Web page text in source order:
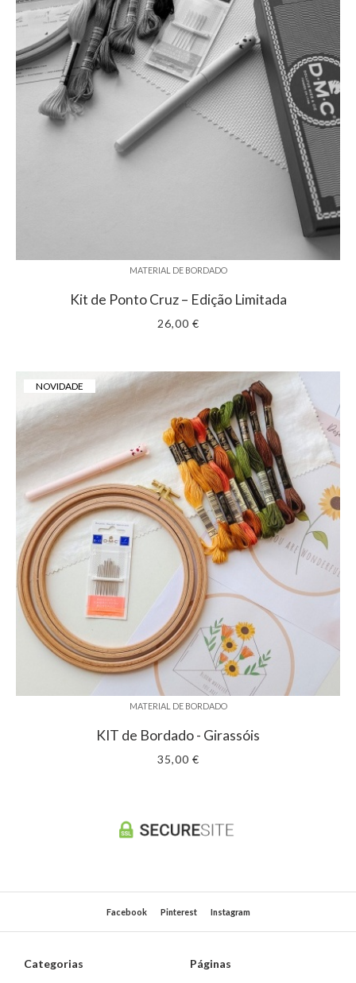
MATERIAL DE BORDADO
Kit de Ponto Cruz – Edição Limitada
26,00 €
NOVIDADE
MATERIAL DE BORDADO
KIT de Bordado - Girassóis
35,00 €
Facebook Pinterest Instagram
Categorias
Páginas